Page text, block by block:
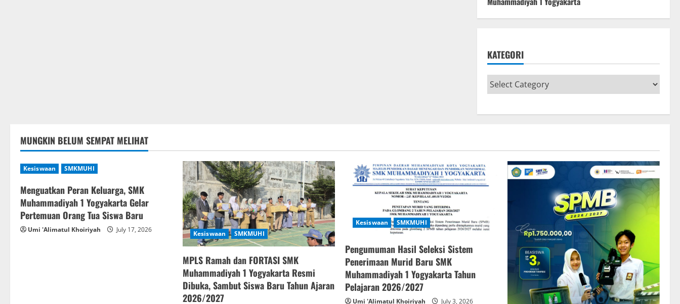
KATEGORI
MUNGKIN BELUM SEMPAT MELIHAT
Kesiswaan SMKMUHI
Menguatkan Peran Keluarga, SMK
Muhammadiyah 1 Yogyakarta Gelar
Pertemuan Orang Tua Siswa Baru
Umi 'Alimatul Khoiriyah July 17, 2026 Kesiswaan SMKMUHI
MPLS Ramah dan FORTASI SMK
Muhammadiyah 1 Yogyakarta Resmi
Dibuka, Sambut Siswa Baru Tahun Ajaran
2026/2027
Kesiswaan SMKMUHI
Pengumuman Hasil Seleksi Sistem
Penerimaan Murid Baru SMK
Muhammadiyah 1 Yogyakarta Tahun
Pelajaran 2026/2027
Umi 'Alimatul Khoiriyah July 3, 2026